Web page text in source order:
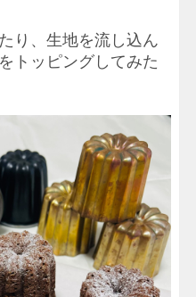
り、生地を流し込ん
トッピングしてみた